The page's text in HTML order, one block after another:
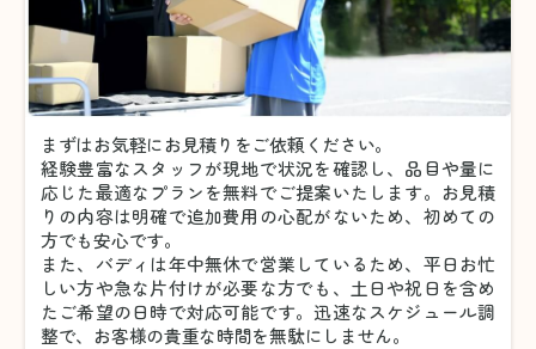
まずはお気軽にお見積りをご依頼ください。
経験豊富なスタッフが現地で状況を確認し、品目や量に
応じた最適なプランを無料でご提案いたします。お見積
りの内容は明確で追加費用の心配がないため、初めての
方でも安心です。
また、バディは年中無休で営業しているため、平日お忙
しい方や急な片付けが必要な方でも、土日や祝日を含め
たご希望の日時で対応可能です。迅速なスケジュール調
整で、お客様の貴重な時間を無駄にしません。